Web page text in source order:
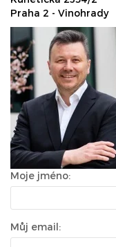
Praha 2 - Vinohrady
Moje jméno:
Můj email: